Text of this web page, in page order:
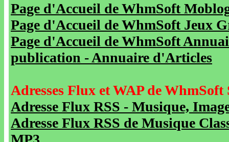
Page d'Accueil de WhmSoft
Page d'Accueil de WhmSoft Jeux
Page d'Accueil de WhmSoft
publication - Annuaire d'Articles
Adresses Flux et WAP de WhmSoft
Adresse Flux RSS - Musique,
Adresse Flux RSS de Musique